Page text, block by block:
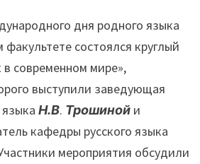
дня родного языка
состоялся круглый
в современном мире»,
выступили заведующая
языкаН.В. Трошиной и
кафедры русского языка
мероприятия обсудили